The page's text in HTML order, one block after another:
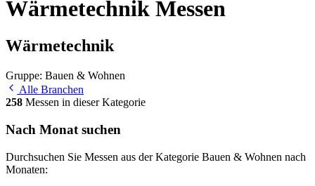
Wärmetechnik Messen
Wärmetechnik
Gruppe: Bauen & Wohnen
Alle Branchen
258 Messen in dieser Kategorie
Nach Monat suchen
Durchsuchen Sie Messen aus der Kategorie Bauen & Wohnen nach
Monaten: